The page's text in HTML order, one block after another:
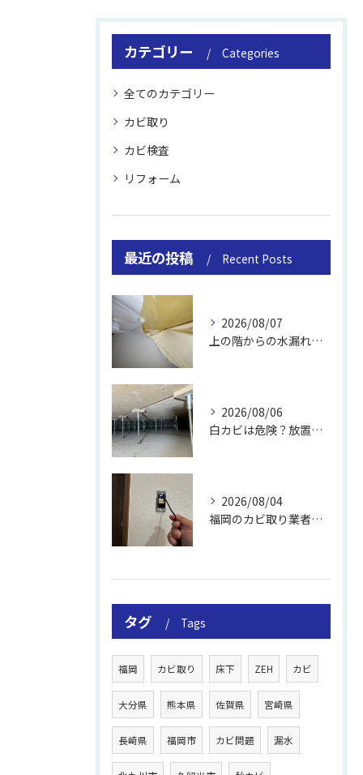
カテゴリー Categories
全てのカテゴリー
カビ取り
カビ検査
リフォーム
最近の投稿 Recent Posts
2026/08/07
上の階からの水漏れでカビ｜対処法と業者
2026/08/06
白カビは危険？放置のリスクと取り方
2026/08/04
福岡のカビ取り業者おすすめの選び方と費用
タグ Tags
福岡 カビ取り 床下 ZEH カビ
大分県 熊本県 佐賀県 宮崎県
長崎県 福岡市 カビ問題 漏水